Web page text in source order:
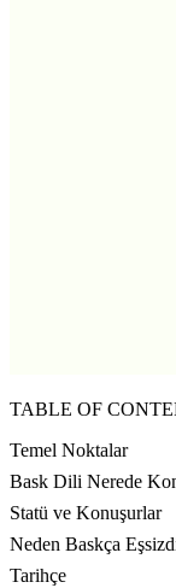
TABLE OF
Temel Noktalar
Bask Dili Nerede
Statü ve Konuşurlar
Neden Baskça
Tarihçe